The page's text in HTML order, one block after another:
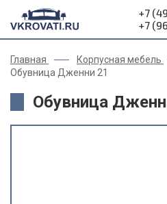
+7
+7
Главная Корпусная мебель
Обувница Дженни 21
Обувница